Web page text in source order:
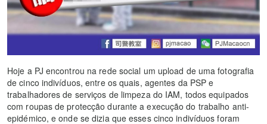
Hoje a PJ encontrou na rede social um upload de uma fotografia
de cinco indivíduos, entre os quais, agentes da PSP e
trabalhadores de serviços de limpeza do IAM, todos equipados
com roupas de protecção durante a execução do trabalho anti-
epidémico, e onde se dizia que esses cinco indivíduos foram